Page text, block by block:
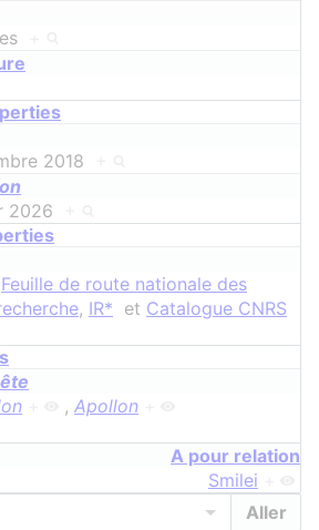
2018
2026
Feuille de route nationale des
, IR* et Catalogue CNRS
, Apollon
A pour relation
Smilei